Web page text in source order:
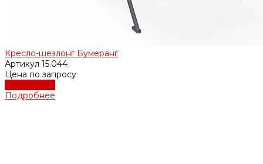
Кресло-шезлонг Бумеранг
Артикул 15.044
Цена по запросу
Подробнее